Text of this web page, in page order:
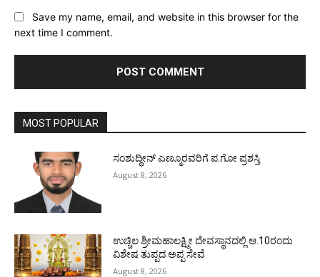
Save my name, email, and website in this browser for the
next time I comment.
MOST POPULAR
ಸಂಶುದ್ಧೀನ್ ಎಣ್ಮೂರವರಿಗೆ ಪ.ಗೋ ಪ್ರಶಸ್ತಿ
August 8, 2026
ಉಚ್ಚಿಲ ಶ್ರೀಮಹಾಲಕ್ಷ್ಮೀ ದೇವಸ್ಥಾನದಲ್ಲಿ ಆ.10ರಂದು
ವಿಶೇಷ ತುಪ್ಪದ ಅಪ್ಪ ಸೇವೆ
August 8, 2026